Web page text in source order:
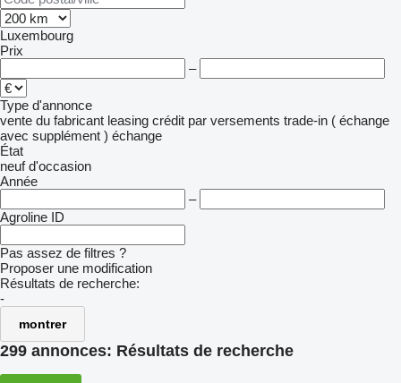
Luxembourg
Prix
–
Type d'annonce
vente du fabricant leasing crédit par versements trade-in ( échange
avec supplément ) échange
État
neuf d'occasion
Année
–
Agroline ID
Pas assez de filtres ?
Proposer une modification
Résultats de recherche:
-
montrer
299 annonces: Résultats de recherche